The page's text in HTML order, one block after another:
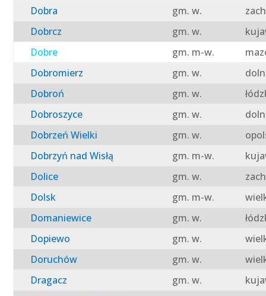
Dobra
gm. w.
Dobrcz
gm. w.
Dobre
gm. m-w.
Dobromierz
gm. w.
Dobroń
gm. w.
Dobroszyce
gm. w.
Dobrzeń Wielki
gm. w.
Dobrzyń nad Wisłą
gm. m-w.
Dolice
gm. w.
Dolsk
gm. m-w.
Domaniewice
gm. w.
Dopiewo
gm. w.
Doruchów
gm. w.
Dragacz
gm. w.